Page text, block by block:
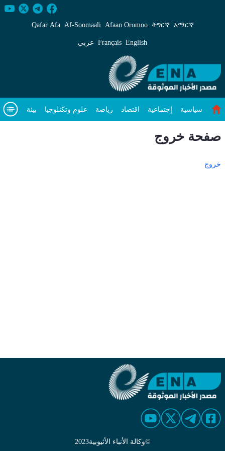
አማርኛ
ትግርኛ
Afaan Oromoo
Af‑Soomaali
Qafar Afa
English
Français عربي
سياسية إجتماعية اقتصاد رياضة علوم وتكنلوجيا بيئة
صفحة خروج
خروج
©وكالة الأنباء الأثيوبية2023